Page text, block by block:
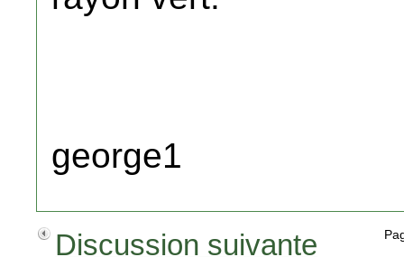
george1
Discussion suivante